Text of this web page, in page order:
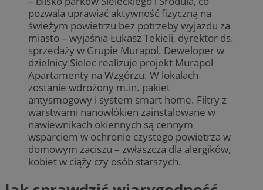
pozwala uprawiać aktywność fizyczną na
świeżym powietrzu bez potrzeby wyjazdu za
miasto – wyjaśnia Łukasz Tekieli, dyrektor ds.
sprzedaży w Grupie Murapol. Deweloper w
dzielnicy Sielec realizuje projekt Murapol
Apartamenty na Wzgórzu. W lokalach
zostanie wdrożony m.in. pakiet
antysmogowy i system smart home. Filtry z
warstwami nanowłókien zainstalowane w
nawiewnikach okiennych są cennym
wsparciem w ochronie czystego powietrza w
domowym zaciszu – zwłaszcza dla alergików,
kobiet w ciąży czy osób starszych.